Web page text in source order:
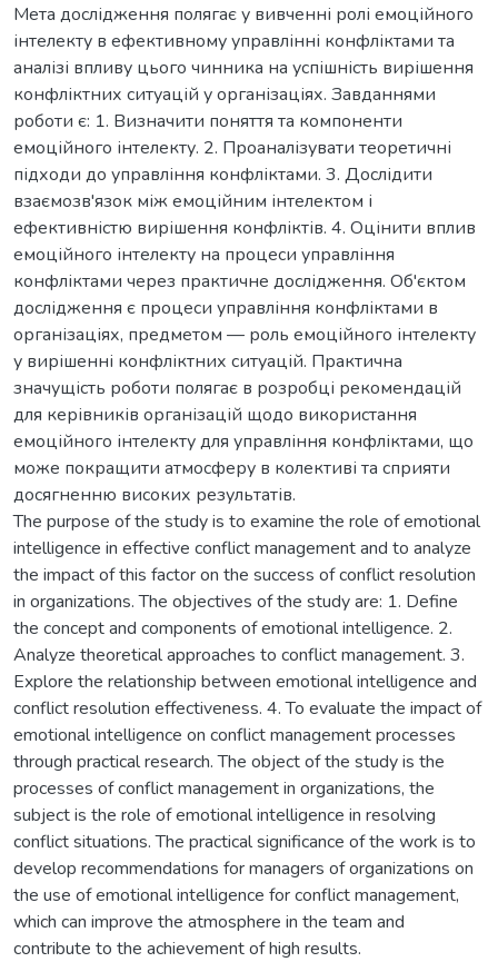
Мета дослідження полягає у вивченні ролі емоційного
інтелекту в ефективному управлінні конфліктами та
аналізі впливу цього чинника на успішність вирішення
конфліктних ситуацій у організаціях. Завданнями
роботи є: 1. Визначити поняття та компоненти
емоційного інтелекту. 2. Проаналізувати теоретичні
підходи до управління конфліктами. 3. Дослідити
взаємозв'язок між емоційним інтелектом і
ефективністю вирішення конфліктів. 4. Оцінити вплив
емоційного інтелекту на процеси управління
конфліктами через практичне дослідження. Об'єктом
дослідження є процеси управління конфліктами в
організаціях, предметом — роль емоційного інтелекту
у вирішенні конфліктних ситуацій. Практична
значущість роботи полягає в розробці рекомендацій
для керівників організацій щодо використання
емоційного інтелекту для управління конфліктами, що
може покращити атмосферу в колективі та сприяти
досягненню високих результатів.
The purpose of the study is to examine the role of emotional
intelligence in effective conflict management and to analyze
the impact of this factor on the success of conflict resolution
in organizations. The objectives of the study are: 1. Define
the concept and components of emotional intelligence. 2.
Analyze theoretical approaches to conflict management. 3.
Explore the relationship between emotional intelligence and
conflict resolution effectiveness. 4. To evaluate the impact of
emotional intelligence on conflict management processes
through practical research. The object of the study is the
processes of conflict management in organizations, the
subject is the role of emotional intelligence in resolving
conflict situations. The practical significance of the work is to
develop recommendations for managers of organizations on
the use of emotional intelligence for conflict management,
which can improve the atmosphere in the team and
contribute to the achievement of high results.